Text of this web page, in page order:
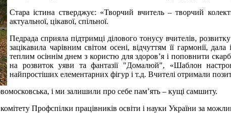
Стара істина стверджує: «Творчий вчитель – творчий
актуальної, цікавої, спільної.
Педрада сприяла підтримці ділового тонусу вчителів,
зацікавила чарівним світом осені, відчуттям її гармонії,
теплим осіннім днем з користю для здоров’я і поповнити
на розвиток уяви та фантазії "Домалюй", «Шаблон
найпростіших елементарних фігур і т.д. Вчителі отримали
і ми залишили про себе пам’ять – кущі самшиту.
Профспілки працівників освіти і науки України за